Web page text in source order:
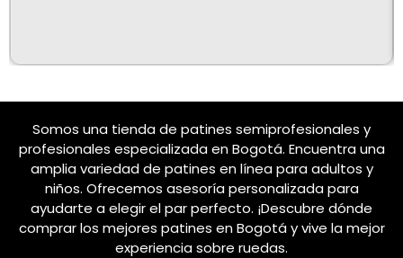
Somos una tienda de patines semiprofesionales y
profesionales especializada en Bogotá. Encuentra una
amplia variedad de patines en línea para adultos y
niños. Ofrecemos asesoría personalizada para
ayudarte a elegir el par perfecto. ¡Descubre dónde
comprar los mejores patines en Bogotá y vive la mejor
experiencia sobre ruedas.